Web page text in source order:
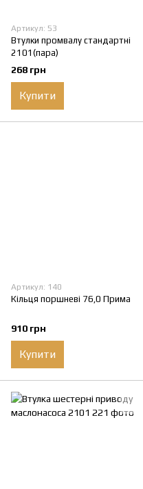
Артикул: 53
Втулки промвалу стандартні
2101(пара)
268 грн
Купити
Артикул: 140
Кільця поршневі 76,0 Прима
910 грн
Купити